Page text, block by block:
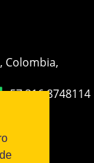
Colombia,
+57 316 8748114